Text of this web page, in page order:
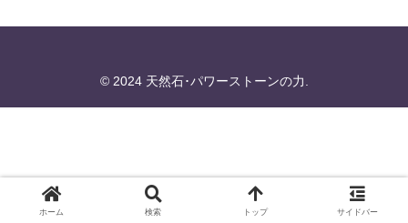
© 2024 天然石･パワーストーンの力.
ホーム 検索 トップ サイドバー